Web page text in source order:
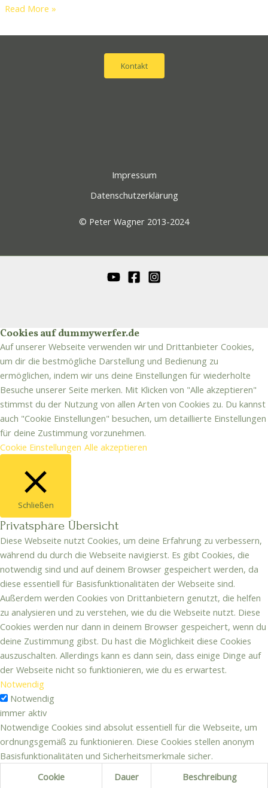
Read More »
Kontakt
Impressum
Datenschutzerklärung
© Peter Wagner 2013-2024
Cookies auf dummywerfer.de
Auf unserer Webseite verwenden wir und Drittanbieter Cookies,
um dir die bestmögliche Darstellung und Bedienung zu
ermöglichen, indem wir uns deine Einstellungen für wiederholte
Besuche unserer Seite merken. Mit Klicken von "Alle akzeptieren"
stimmst du der Nutzung von allen Arten von Cookies zu. Du kannst
auch "Cookie Einstellungen" besuchen, um detaillierte Einstellungen
für deine Zustimmung vorzunehmen.
Cookie Einstellungen Alle akzeptieren
Schließen
Privatsphäre Übersicht
Diese Webseite nutzt Cookies, um deine Erfahrung zu verbessern,
während du durch die Webseite navigierst. Es gibt Cookies, die
notwendig sind und auf deinem Browser gespeichert werden, da
diese essentiell für Basisfunktionalitäten der Webseite sind.
Außerdem werden Cookies von Drittanbietern genutzt, die helfen
zu analysieren und zu verstehen, wie du die Webseite nutzt. Diese
Cookies werden nur dann in deinem Browser gespeichert, wenn du
deine Zustimmung gibst. Du hast die Möglichkeit diese Cookies
auszuschalten. Allerdings kann es dann sein, dass einige Dinge auf
der Webseite nicht so funktionieren, wie du es erwartest.
Notwendig
Notwendig
immer aktiv
Notwendige Cookies sind absolut essentiell für die Webseite, um
ordnungsgemäß zu funktionieren. Diese Cookies stellen anonym
Basisfunktionalitäten und Sicherheitsmerkmale sicher.
Cookie
Dauer Beschreibung